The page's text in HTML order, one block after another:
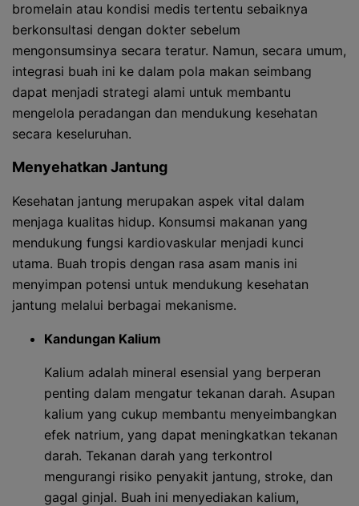
bromelain atau kondisi medis tertentu sebaiknya
berkonsultasi dengan dokter sebelum
mengonsumsinya secara teratur. Namun, secara umum,
integrasi buah ini ke dalam pola makan seimbang
dapat menjadi strategi alami untuk membantu
mengelola peradangan dan mendukung kesehatan
secara keseluruhan.
Menyehatkan Jantung
Kesehatan jantung merupakan aspek vital dalam
menjaga kualitas hidup. Konsumsi makanan yang
mendukung fungsi kardiovaskular menjadi kunci
utama. Buah tropis dengan rasa asam manis ini
menyimpan potensi untuk mendukung kesehatan
jantung melalui berbagai mekanisme.
Kandungan Kalium
Kalium adalah mineral esensial yang berperan
penting dalam mengatur tekanan darah. Asupan
kalium yang cukup membantu menyeimbangkan
efek natrium, yang dapat meningkatkan tekanan
darah. Tekanan darah yang terkontrol
mengurangi risiko penyakit jantung, stroke, dan
gagal ginjal. Buah ini menyediakan kalium,